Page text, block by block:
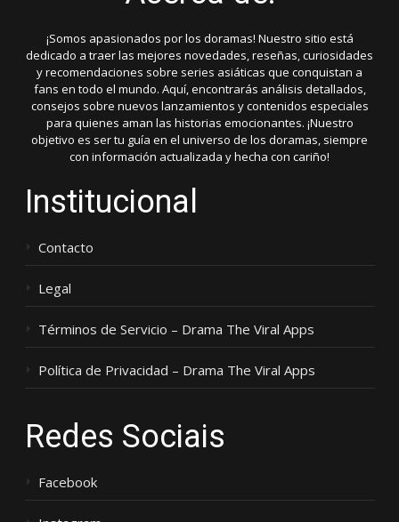
¡Somos apasionados por los doramas! Nuestro sitio está
dedicado a traer las mejores novedades, reseñas, curiosidades
y recomendaciones sobre series asiáticas que conquistan a
fans en todo el mundo. Aquí, encontrarás análisis detallados,
consejos sobre nuevos lanzamientos y contenidos especiales
para quienes aman las historias emocionantes. ¡Nuestro
objetivo es ser tu guía en el universo de los doramas, siempre
con información actualizada y hecha con cariño!
Institucional
Contacto
Legal
Términos de Servicio – Drama The Viral Apps
Política de Privacidad – Drama The Viral Apps
Redes Sociais
Facebook